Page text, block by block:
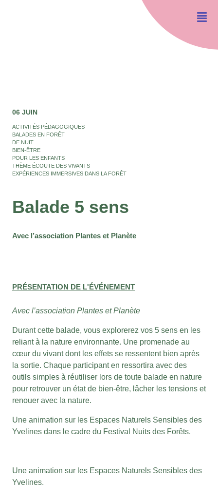
06 JUIN
ACTIVITÉS PÉDAGOGIQUES
BALADES EN FORÊT
DE NUIT
BIEN-ÊTRE
POUR LES ENFANTS
THÈME ÉCOUTE DES VIVANTS
EXPÉRIENCES IMMERSIVES DANS LA FORÊT
Balade 5 sens
Avec l’association Plantes et Planète
PRÉSENTATION DE L'ÉVÉNEMENT
Avec l’association Plantes et Planète
Durant cette balade, vous explorerez vos 5 sens en les
reliant à la nature environnante. Une promenade au
cœur du vivant dont les effets se ressentent bien après
la sortie. Chaque participant en ressortira avec des
outils simples à réutiliser lors de toute balade en nature
pour retrouver un état de bien-être, lâcher les tensions et
renouer avec la nature.
Une animation sur les Espaces Naturels Sensibles des
Yvelines dans le cadre du Festival Nuits des Forêts.
Une animation sur les Espaces Naturels Sensibles des
Yvelines.